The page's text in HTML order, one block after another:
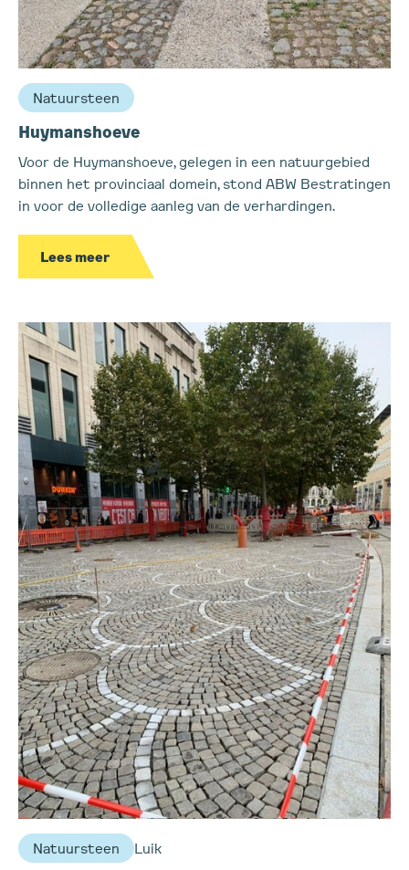
Natuursteen
Huymanshoeve
Voor de Huymanshoeve, gelegen in een natuurgebied
binnen het provinciaal domein, stond ABW Bestratingen
in voor de volledige aanleg van de verhardingen.
Lees meer
Natuursteen Luik